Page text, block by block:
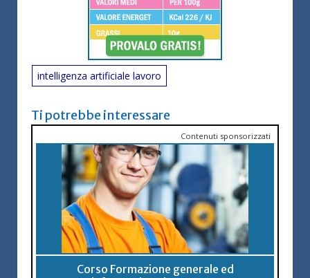
intelligenza artificiale lavoro
Ti potrebbe interessare
Contenuti sponsorizzati
Corso Formazione generale ed